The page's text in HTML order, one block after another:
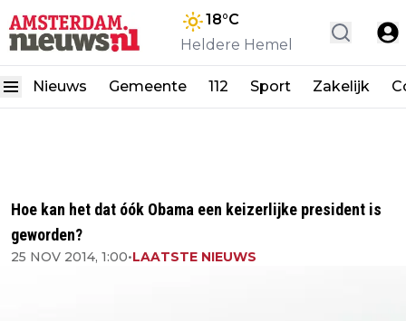
18°C
Heldere Hemel
Nieuws Gemeente 112 Sport Zakelijk
Hoe kan het dat óók Obama een keizerlijke president is
geworden?
25 NOV 2014, 1:00•LAATSTE NIEUWS